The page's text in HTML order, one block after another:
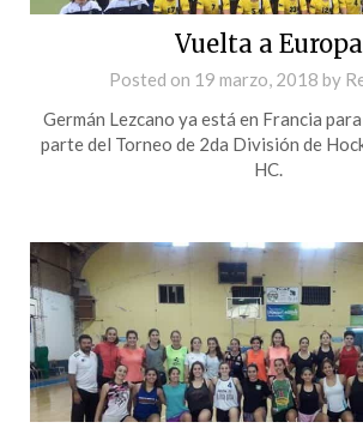
Vuelta a Europa
Posted on 19 marzo, 2018 by
Germán Lezcano ya está en Francia
parte del Torneo de 2da División de
HC.